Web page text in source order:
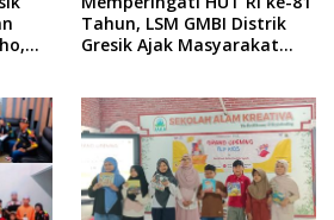
Tahun, LSM GMBI Distrik
Gresik Ajak Masyarakat